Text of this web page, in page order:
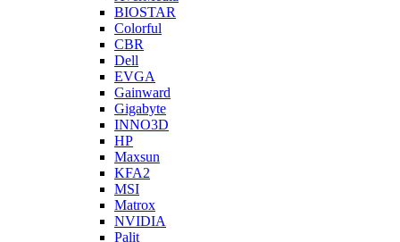
BIOSTAR
Colorful
CBR
Dell
EVGA
Gainward
Gigabyte
INNO3D
HP
Maxsun
KFA2
MSI
Matrox
NVIDIA
Palit